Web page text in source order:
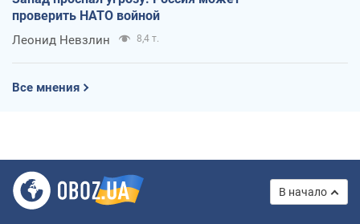
проверить НАТО войной
Леонид Невзлин 8,4 т.
Все мнения
В начало